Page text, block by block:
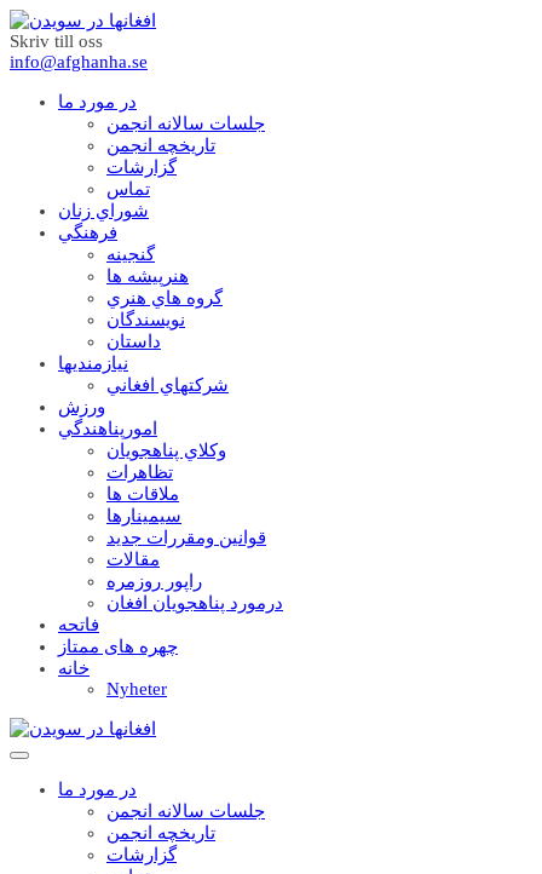
Skriv till oss
info@afghanha.se
در مورد ما
جلسات سالانه انجمن
تاریخچه انجمن
گزارشات
تماس
شوراي زنان
فرهنگي
گنجينه
هنرپيشه ها
گروه هاي هنري
نويسندگان
داستان
نيازمنديها
شرکتهاي افغاني
ورزش
امورپناهندگي
وکلاي پناهجويان
تظاهرات
ملاقات ها
سيمينارها
قوانين ومقررات جديد
مقالات
راپور روزمره
درمورد پناهجويان افغان
فاتحه
چهره های ممتاز
خانه
Nyheter
در مورد ما
جلسات سالانه انجمن
تاریخچه انجمن
گزارشات